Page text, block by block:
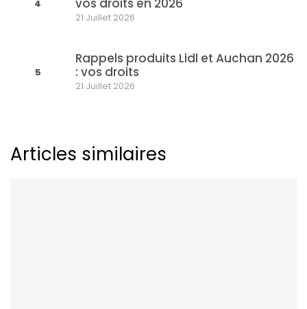
4
21 Juillet 2026
5
Rappels produits Lidl et Auchan 2026
: vos droits
21 Juillet 2026
Articles similaires